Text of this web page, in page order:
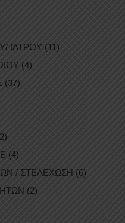
ΙΑΤΡΟΥ (11)
(4)
(37)
(4)
/ ΣΤΕΛΕΧΩΣΗ (6)
(2)